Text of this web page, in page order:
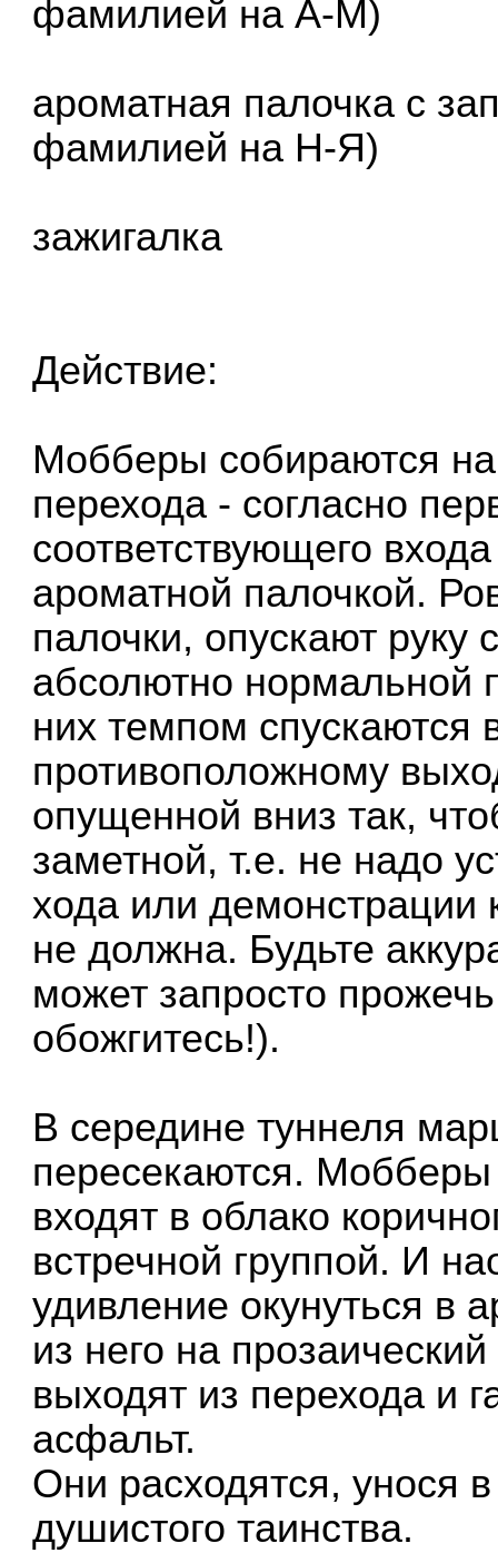
фамилией на А-М)
ароматная палочка с
фамилией на Н-Я)
зажигалка
Действие:
Мобберы собираются
перехода - согласно
соответствующего
ароматной палочкой.
палочки, опускают
абсолютно нормальной
них темпом спускаются
противоположному
опущенной вниз так,
заметной, т.е. не надо
хода или демонстрации
не должна. Будьте
может запросто
обожгитесь!).
В середине туннеля
пересекаются.
входят в облако
встречной группой. И
удивление окунуться в
из него на
выходят из перехода и
асфальт.
Они расходятся, унося
душистого таинства.